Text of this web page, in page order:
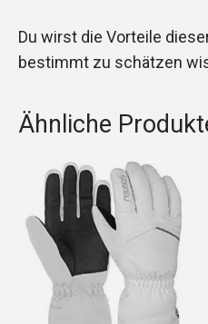
Du wirst die Vorteile
bestimmt zu schätzen
Ähnliche